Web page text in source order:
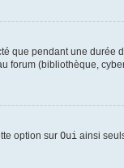
que pendant une durée
(bibliothèque,
option sur Oui ainsi